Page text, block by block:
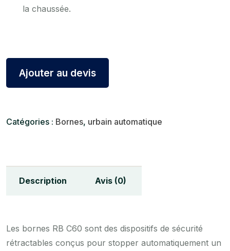
la chaussée.
Ajouter au devis
Catégories : Bornes, urbain automatique
Description Avis (0)
Les bornes RB C60 sont des dispositifs de sécurité
rétractables conçus pour stopper automatiquement un